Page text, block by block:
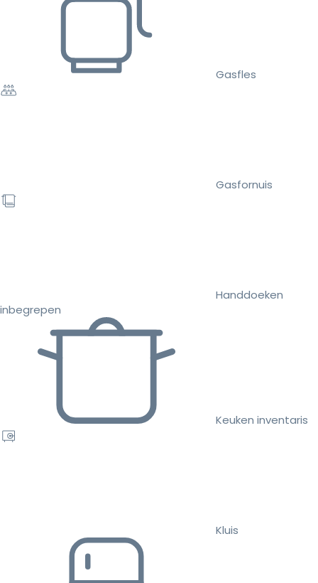
Gasfles
Gasfornuis
Handdoeken
inbegrepen
Keuken inventaris
Kluis